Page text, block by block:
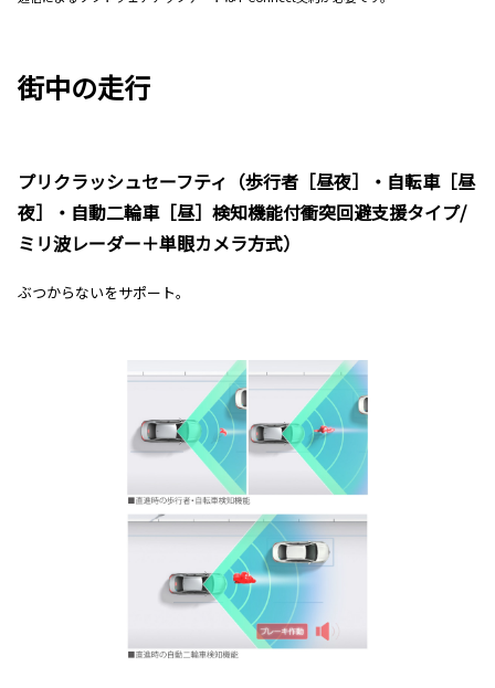
街中の走行
プリクラッシュセーフティ（歩行者［昼夜］・自転車［昼
夜］・自動二輪車［昼］検知機能付衝突回避支援タイプ/
ミリ波レーダー＋単眼カメラ方式）
ぶつからないをサポート。